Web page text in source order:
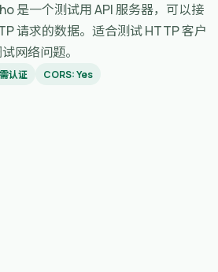
是一个测试用 API 服务器，可以接
请求的数据。适合测试 HTTP 客户
网络问题。
认证 CORS: Yes